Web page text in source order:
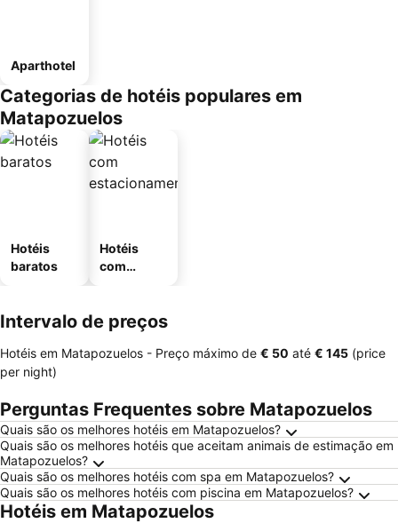
Aparthotel
Categorias de hotéis populares em
Matapozuelos
Hotéis
baratos
Hotéis
com
Intervalo de preços
Hotéis em Matapozuelos - Preço máximo de ‎€ 50 até ‎€ 145 (price
per night)
Perguntas Frequentes sobre Matapozuelos
Quais são os melhores hotéis em Matapozuelos?
Quais são os melhores hotéis que aceitam animais de estimação em
Matapozuelos?
Quais são os melhores hotéis com spa em Matapozuelos?
Quais são os melhores hotéis com piscina em Matapozuelos?
Hotéis em Matapozuelos